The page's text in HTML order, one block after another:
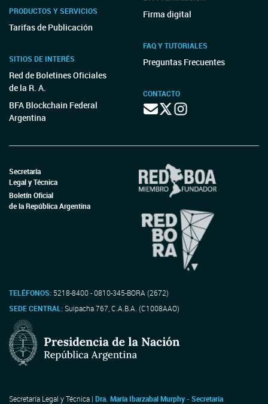
PRODUCTOS Y SERVICIOS
Tarifas de Publicación
SITIOS DE INTERÉS
Red de Boletines Oficiales
de la R. A.
BFA Blockchain Federal
Argentina
Firma digital
FAQ Y TUTORIALES
Preguntas Frecuentes
CONTACTO
Secretaría
Legal y Técnica
Boletín Oficial
de la República Argentina
TELÉFONOS: 5218-8400 - 0810-345-BORA (2672)
SEDE CENTRAL:Suipacha 767, C.A.B.A. (C1008AAO)
Secretaría Legal y Técnica | Dra. María Ibarzabal Murphy - Secretaria